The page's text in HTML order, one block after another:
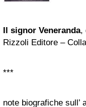
Il signor Veneranda,
Rizzoli Editore –
***
note biografiche sull’